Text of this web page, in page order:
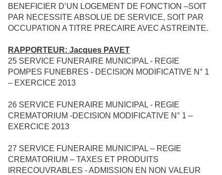
BENEFICIER D’UN LOGEMENT DE FONCTION –SOIT
PAR NECESSITE ABSOLUE DE SERVICE, SOIT PAR
OCCUPATION A TITRE PRECAIRE AVEC ASTREINTE.
RAPPORTEUR: Jacques PAVET
25 SERVICE FUNERAIRE MUNICIPAL - REGIE
POMPES FUNEBRES - DECISION MODIFICATIVE N° 1
– EXERCICE 2013
26 SERVICE FUNERAIRE MUNICIPAL - REGIE
CREMATORIUM -DECISION MODIFICATIVE N° 1 –
EXERCICE 2013
27 SERVICE FUNERAIRE MUNICIPAL – REGIE
CREMATORIUM – TAXES ET PRODUITS
IRRECOUVRABLES - ADMISSION EN NON VALEUR